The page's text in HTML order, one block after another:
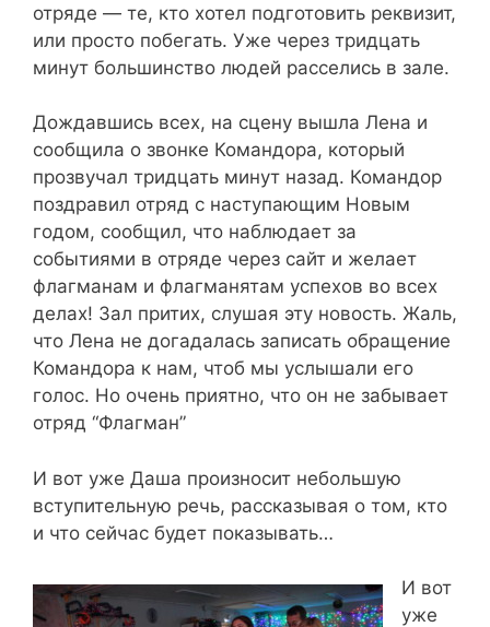
отряде — те, кто хотел подготовить реквизит,
или просто побегать. Уже через тридцать
минут большинство людей расселись в зале.
Дождавшись всех, на сцену вышла Лена и
сообщила о звонке Командора, который
прозвучал тридцать минут назад. Командор
поздравил отряд с наступающим Новым
годом, сообщил, что наблюдает за
событиями в отряде через сайт и желает
флагманам и флагманятам успехов во всех
делах! Зал притих, слушая эту новость. Жаль,
что Лена не догадалась записать обращение
Командора к нам, чтоб мы услышали его
голос. Но очень приятно, что он не забывает
отряд “Флагман”
И вот уже Даша произносит небольшую
вступительную речь, рассказывая о том, кто
и что сейчас будет показывать…
И вот
уже